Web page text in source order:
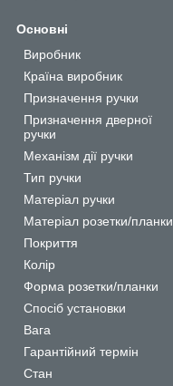
Основні
Виробник
Країна виробник
Призначення ручки
Призначення дверної
ручки
Механізм дії ручки
Тип ручки
Матеріал ручки
Матеріал розетки/планки
Покриття
Колір
Форма розетки/планки
Спосіб установки
Вага
Гарантійний термін
Стан